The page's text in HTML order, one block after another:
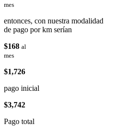
mes
entonces, con nuestra modalidad
de pago por km serían
$168 al
mes
$1,726
pago inicial
$3,742
Pago total